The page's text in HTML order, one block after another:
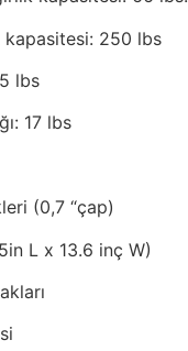
kapasitesi: 250 lbs
lbs
17 lbs
(0,7 “çap)
L x 13.6 inç W)